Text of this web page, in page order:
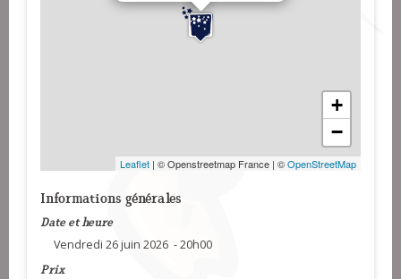
+
−
Leaflet | © Openstreetmap France | ©OpenStreetMap
Informations générales
Date et heure
Vendredi 26 juin 2026 - 20h00
Prix